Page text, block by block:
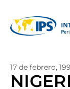
17 de febrero,